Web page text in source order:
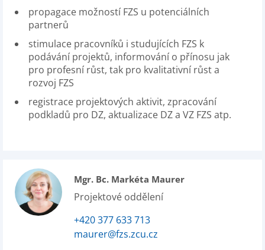
propagace možností FZS u potenciálních
partnerů
stimulace pracovníků i studujících FZS k
podávání projektů, informování o přínosu jak
pro profesní růst, tak pro kvalitativní růst a
rozvoj FZS
registrace projektových aktivit, zpracování
podkladů pro DZ, aktualizace DZ a VZ FZS atp.
Mgr. Bc. Markéta Maurer
Projektové oddělení
+420 377 633 713
maurer@fzs.zcu.cz